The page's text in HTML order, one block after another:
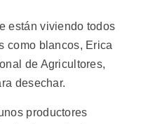
están viviendo todos
como blancos, Erica
de Agricultores,
desechar.
productores